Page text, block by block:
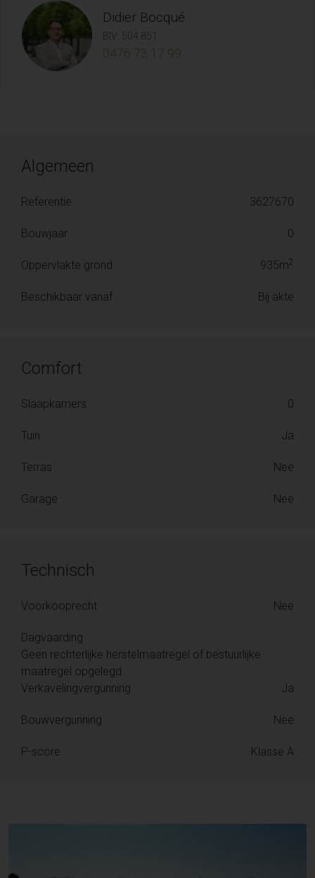
Didier Bocqué
BIV: 504.851
0476 73 17 99
Algemeen
Referentie 3627670
Bouwjaar 0
Oppervlakte grond 935m2
Beschikbaar vanaf Bij akte
Comfort
Slaapkamers 0
Tuin Ja
Terras Nee
Garage Nee
Technisch
Voorkooprecht Nee
Dagvaarding
Geen rechterlijke herstelmaatregel of bestuurlijke
maatregel opgelegd
Verkavelingvergunning
Ja
Bouwvergunning Nee
P-score Klasse A